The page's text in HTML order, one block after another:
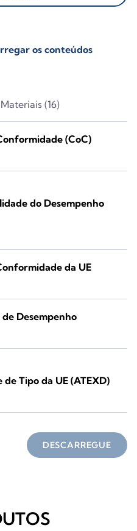
(16)
(CoC)
do Desempenho
da UE
de Desempenho
Tipo da UE (ATEXD)
os conteúdos
DESCARREGUE